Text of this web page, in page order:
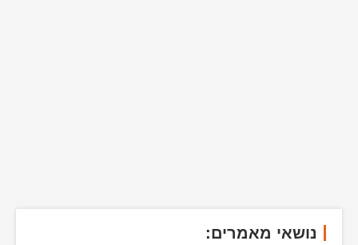
נושאי מאמרים: